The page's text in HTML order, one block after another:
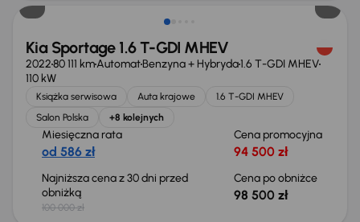
Kia Sportage 1.6 T-GDI MHEV
202280 111 kmAutomatBenzyna + Hybryda1.6 T-GDI MHEV
110 kW
Książka serwisowa Auta krajowe
1.6 T-GDI MHEV
Salon Polska
+8 kolejnych
Miesięczna rata
od 586 zł
Cena promocyjna
94 500 zł
Najniższa cena z 30 dni przed
obniżką
100 000 zł
Cena po obniżce
98 500 zł
Możliwość odliczenia VAT